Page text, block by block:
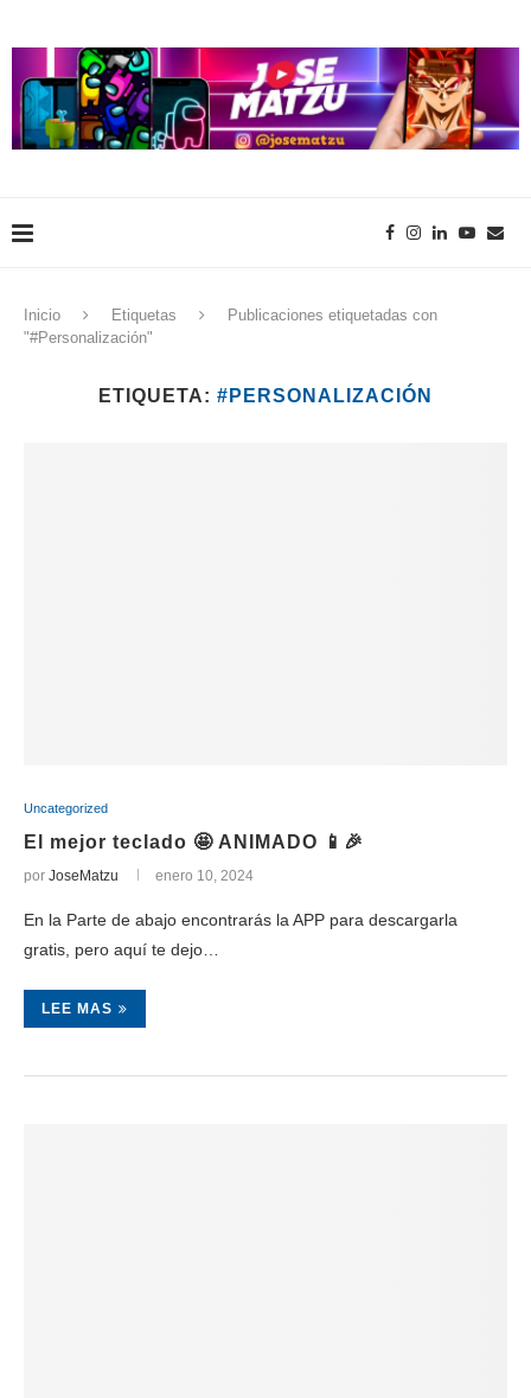
Inicio Etiquetas
Publicaciones etiquetadas con
"#Personalización"
ETIQUETA: #PERSONALIZACIÓN
Uncategorized
El mejor teclado 🤩 ANIMADO 📱🎉
por JoseMatzu enero 10, 2024
En la Parte de abajo encontrarás la APP para descargarla
gratis, pero aquí te dejo…
LEE MAS